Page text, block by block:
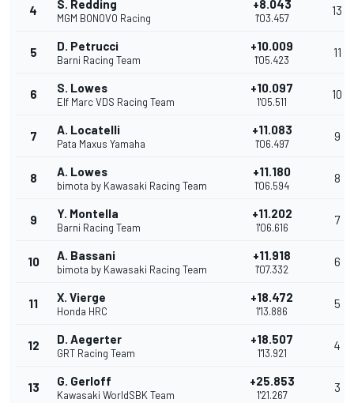
4 S. Redding
MGM BONOVO Racing
+8.043
1'03.457
13
5 D. Petrucci
Barni Racing Team
+10.009
1'05.423
11
6 S. Lowes
Elf Marc VDS Racing Team
+10.097
1'05.511
10
7 A. Locatelli
Pata Maxus Yamaha
+11.083
1'06.497
9
8 A. Lowes
bimota by Kawasaki Racing Team
+11.180
1'06.594
8
9 Y. Montella
Barni Racing Team
+11.202
1'06.616
7
10 A. Bassani
bimota by Kawasaki Racing Team
+11.918
1'07.332
6
11 X. Vierge
Honda HRC
+18.472
1'13.886
5
12 D. Aegerter
GRT Racing Team
+18.507
1'13.921
4
13 G. Gerloff
Kawasaki WorldSBK Team
+25.853
1'21.267
3